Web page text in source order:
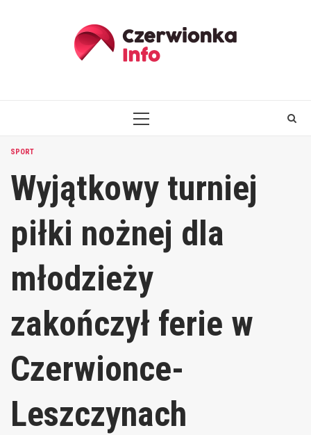
PRIMARY
SPORT
Wyjątkowy turniej
piłki nożnej dla
młodzieży
zakończył ferie w
Czerwionce-
Leszczynach